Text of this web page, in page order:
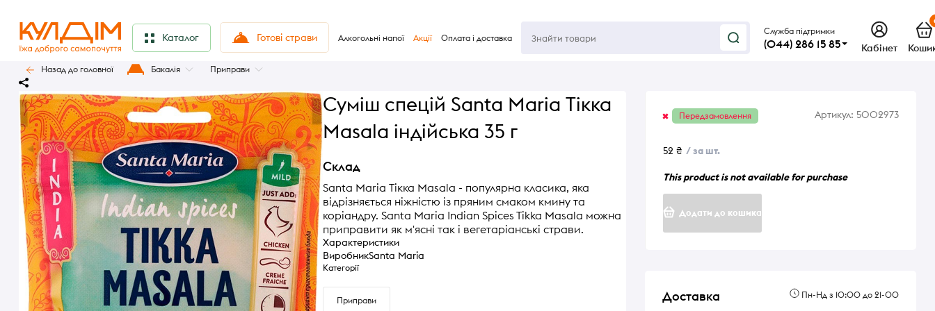
Каталог Готові страви Алкогольні напої Акції Оплата і доставка
Служба підтримки
(044) 286 15 85 Кабінет
Назад до головної Бакалія Приправи
Суміш спецій Santa Maria Тікка
Masala індійська 35 г
Склад
Santa Maria Тікка Masala - популярна класика, яка
відрізняється ніжністю із пряним смаком кмину та
коріандру. Santa Maria Indian Spices Tikka Masala можна
приправити як м'ясні так і вегетаріанські страви.
Характеристики
ВиробникSanta Maria
Категорії
Приправи
Передзамовлення Артикул: 5002973
52 ₴ / за шт.
This product is not available for purchase
Додати до кошика
Доставка Пн-Нд з 10:00 до 21-00